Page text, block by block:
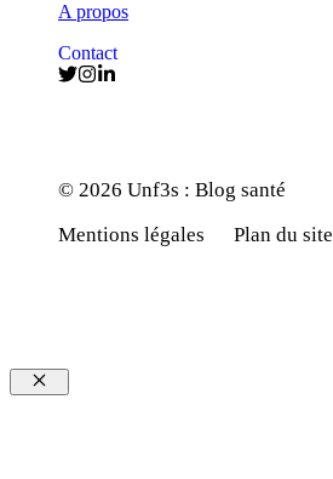
A propos
Contact
© 2026 Unf3s : Blog santé
Mentions légales
Plan du site
Fermer